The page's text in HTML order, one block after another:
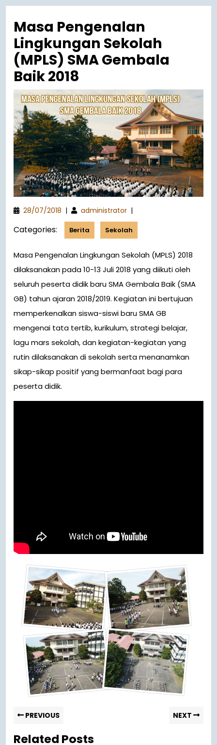
Masa Pengenalan
Lingkungan Sekolah
(MPLS) SMA Gembala
Baik 2018
28/07/2018 | administrator |
Categories: Berita Sekolah
Masa Pengenalan Lingkungan Sekolah (MPLS) 2018
dilaksanakan pada 10-13 Juli 2018 yang diikuti oleh
seluruh peserta didik baru SMA Gembala Baik (SMA
GB) tahun ajaran 2018/2019. Kegiatan ini bertujuan
memperkenalkan siswa-siswi baru SMA GB
mengenai tata tertib, kurikulum, strategi belajar,
lagu mars sekolah, dan kegiatan-kegiatan yang
rutin dilaksanakan di sekolah serta menanamkan
sikap-sikap positif yang bermanfaat bagi para
peserta didik.
PREVIOUS NEXT
Related Posts